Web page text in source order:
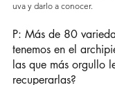
uva y darlo a conocer.
P: Más de 80
tenemos en el
las que más orgullo
recuperarlas?